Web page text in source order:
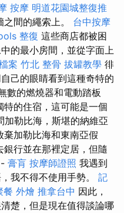
按摩 明道花園城整復推
間的繩索上。 台中按摩
整復 這些商店都被困
的最小房間，並從字面上
案 竹北 整骨 拔罐教學 徘
己的眼睛看到這種奇特的
數的燃燒器和電動踏板
的住宿，這可能是一個
加勒比海，斯堪的納維亞
加勒比海和東南亞假
行並在那裡定居，但隨
- 膏肓 按摩師證照 我遇到
我不得不使用手勢。 記
餐 外燴 推拿台中 因此，
楚，但是現在值得談論哪